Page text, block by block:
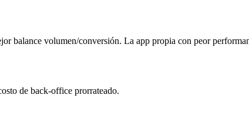
balance volumen/conversión. La app propia con peor
de back-office prorrateado.